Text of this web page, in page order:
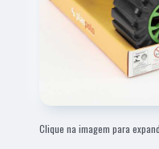
Clique na imagem para